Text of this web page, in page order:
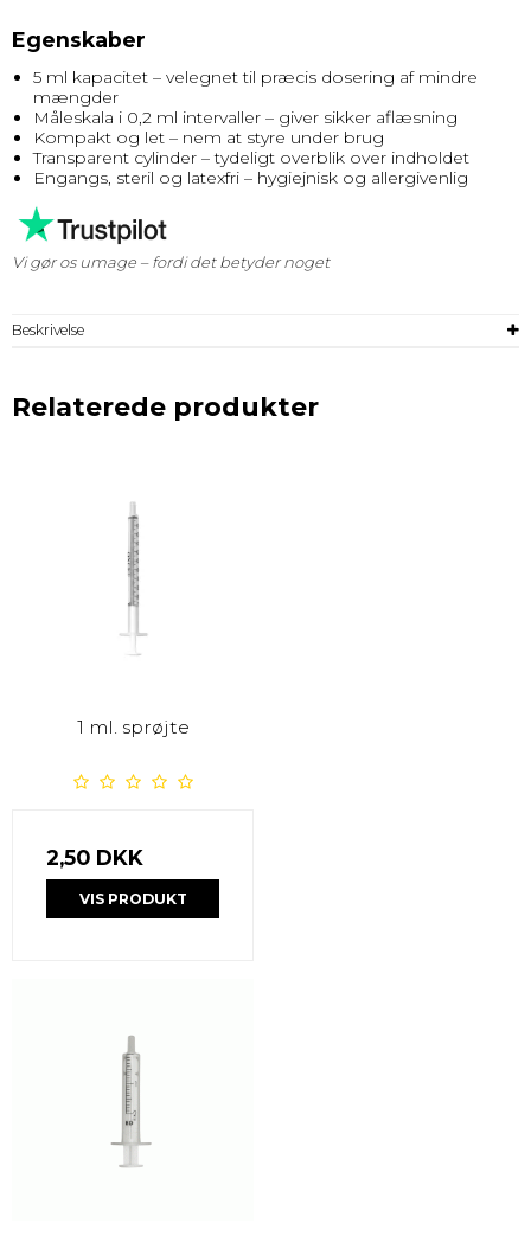
Egenskaber
5 ml kapacitet – velegnet til præcis dosering af mindre
mængder
Måleskala i 0,2 ml intervaller – giver sikker aflæsning
Kompakt og let – nem at styre under brug
Transparent cylinder – tydeligt overblik over indholdet
Engangs, steril og latexfri – hygiejnisk og allergivenlig
Vi gør os umage – fordi det betyder noget
Beskrivelse
Relaterede produkter
1 ml. sprøjte
2,50 DKK
VIS PRODUKT